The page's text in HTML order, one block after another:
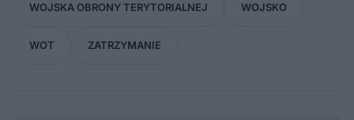
WOJSKA OBRONY TERYTORIALNEJ WOJSKO
WOT ZATRZYMANIE